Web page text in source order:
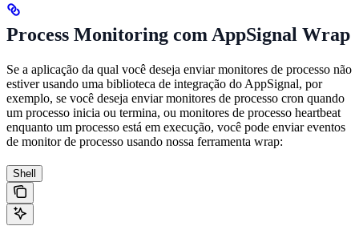
Process Monitoring com AppSignal Wrap
Se a aplicação da qual você deseja enviar monitores de processo não
estiver usando uma biblioteca de integração do AppSignal, por
exemplo, se você deseja enviar monitores de processo cron quando
um processo inicia ou termina, ou monitores de processo heartbeat
enquanto um processo está em execução, você pode enviar eventos
de monitor de processo usando nossa ferramenta wrap:
Shell